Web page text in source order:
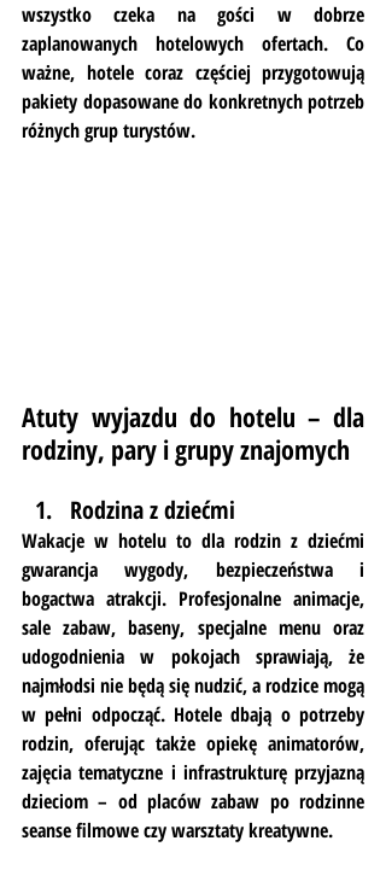
wszystko czeka na gości w dobrze
zaplanowanych hotelowych ofertach. Co
ważne, hotele coraz częściej przygotowują
pakiety dopasowane do konkretnych potrzeb
różnych grup turystów.
Atuty wyjazdu do hotelu – dla
rodziny, pary i grupy znajomych
Rodzina z dziećmi
Wakacje w hotelu to dla rodzin z dziećmi
gwarancja wygody, bezpieczeństwa i
bogactwa atrakcji. Profesjonalne animacje,
sale zabaw, baseny, specjalne menu oraz
udogodnienia w pokojach sprawiają, że
najmłodsi nie będą się nudzić, a rodzice mogą
w pełni odpocząć. Hotele dbają o potrzeby
rodzin, oferując także opiekę animatorów,
zajęcia tematyczne i infrastrukturę przyjazną
dzieciom – od placów zabaw po rodzinne
seanse filmowe czy warsztaty kreatywne.